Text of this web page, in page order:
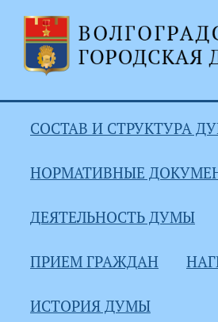
СОСТАВ И СТРУКТУРА
НОРМАТИВНЫЕ
ДЕЯТЕЛЬНОСТЬ ДУМЫ
ПРИЕМ ГРАЖДАН
ИСТОРИЯ ДУМЫ